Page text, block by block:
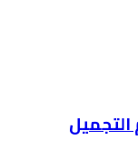
التجميل